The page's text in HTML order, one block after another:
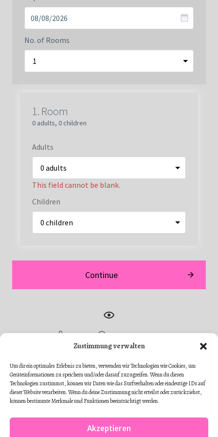
Zustimmung verwalten
Um dir ein optimales Erlebnis zu bieten, verwenden wir Technologien wie Cookies, um
Geräteinformationen zu speichern und/oder darauf zuzugreifen. Wenn du diesen
Technologien zustimmst, können wir Daten wie das Surfverhalten oder eindeutige IDs auf
dieser Website verarbeiten. Wenn du deine Zustimmung nicht erteilst oder zurückziehst,
können bestimmte Merkmale und Funktionen beeinträchtigt werden.
Akzeptieren